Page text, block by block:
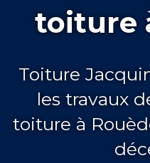
toiture
Toiture
les travaux
toiture à